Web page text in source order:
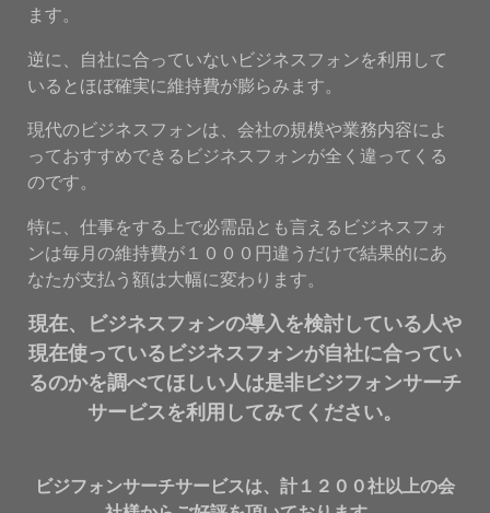
ます。
逆に、自社に合っていないビジネスフォンを利用して
いるとほぼ確実に維持費が膨らみます。
現代のビジネスフォンは、会社の規模や業務内容によ
っておすすめできるビジネスフォンが全く違ってくる
のです。
特に、仕事をする上で必需品とも言えるビジネスフォ
ンは毎月の維持費が１０００円違うだけで結果的にあ
なたが支払う額は大幅に変わります。
現在、ビジネスフォンの導入を検討している人や
現在使っているビジネスフォンが自社に合ってい
るのかを調べてほしい人は是非ビジフォンサーチ
サービスを利用してみてください。
ビジフォンサーチサービスは、計１２００社以上の会